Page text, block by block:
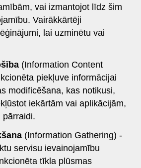
vai izmantojot līdz šim
Vairākkārtēji
lai uzminētu vai
(Information Content
piekļuve informācijai
modificēšana, kas notikusi,
iekārtām vai aplikācijām,
pārraidi.
(Information Gathering) -
servisu ievainojamību
tīkla plūsmas